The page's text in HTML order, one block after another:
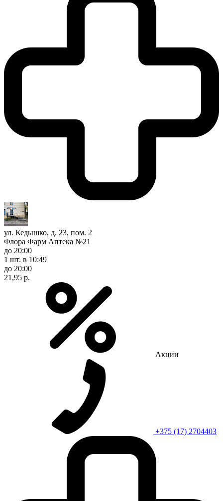
ул. Кедышко, д. 23, пом. 2
Флора Фарм Аптека №21
до 20:00
1 шт. в 10:49
до 20:00
21,95 р.
Акции
+375 (17) 2704403